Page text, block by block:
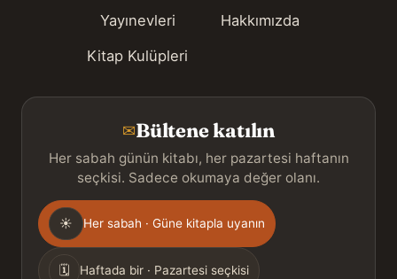
Yayınevleri
Kitap Kulüpleri
Hakkımızda
✉Bültene katılın
Her sabah günün kitabı, her pazartesi haftanın
seçkisi. Sadece okumaya değer olanı.
Gönderim
sıklığı
☀ Her sabah · Güne kitapla uyanın
🗓 Haftada bir · Pazartesi seçkisi